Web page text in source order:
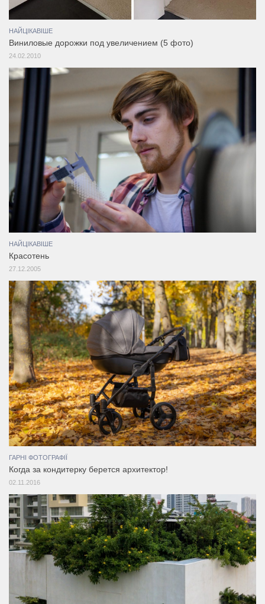
НАЙЦІКАВІШЕ
Виниловые дорожки под увеличением (5 фото)
24.02.2010
НАЙЦІКАВІШЕ
Красотень
27.12.2005
ГАРНІ ФОТОГРАФІЇ
Когда за кондитерку берется архитектор!
02.11.2016